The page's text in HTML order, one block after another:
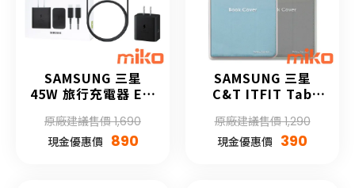
SAMSUNG 三星
45W 旅行充電器 EP-
原廠建議售價 1,690
現金優惠價 890
SAMSUNG 三星
C&T ITFIT Tab
殼
原廠建議售價 1,290
現金優惠價 390